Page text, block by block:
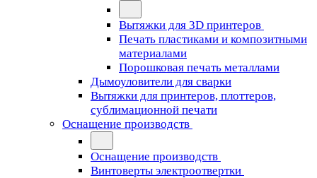
Вытяжки для 3D принтеров
Печать пластиками и композитными
материалами
Порошковая печать металлами
Дымоуловители для сварки
Вытяжки для принтеров, плоттеров,
сублимационной печати
Оснащение производств
Оснащение производств
Винтоверты электроотвертки